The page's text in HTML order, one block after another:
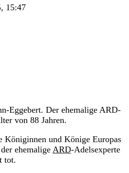
15:47
Eggebert. Der ehemalige ARD-
von 88 Jahren.
Königinnen und Könige Europas
ehemalige ARD-Adelsexperte
tot.